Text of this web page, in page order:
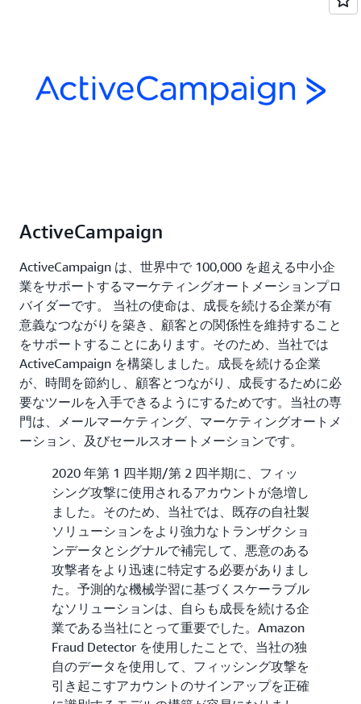
ActiveCampaign
ActiveCampaign は、世界中で 100,000 を超える中小企
業をサポートするマーケティングオートメーションプロ
バイダーです。 当社の使命は、成長を続ける企業が有
意義なつながりを築き、顧客との関係性を維持すること
をサポートすることにあります。そのため、当社では
ActiveCampaign を構築しました。成長を続ける企業
が、時間を節約し、顧客とつながり、成長するために必
要なツールを入手できるようにするためです。当社の専
門は、メールマーケティング、マーケティングオートメ
ーション、及びセールスオートメーションです。
2020 年第 1 四半期/第 2 四半期に、フィッ
シング攻撃に使用されるアカウントが急増し
ました。そのため、当社では、既存の自社製
ソリューションをより強力なトランザクショ
ンデータとシグナルで補完して、悪意のある
攻撃者をより迅速に特定する必要がありまし
た。予測的な機械学習に基づくスケーラブル
なソリューションは、自らも成長を続ける企
業である当社にとって重要でした。Amazon
Fraud Detector を使用したことで、当社の独
自のデータを使用して、フィッシング攻撃を
引き起こすアカウントのサインアップを正確